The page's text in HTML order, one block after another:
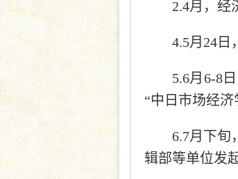
2.4月，经
4.5月24日
5.6月6-8
“中日市场经济
6.7月下旬
辑部等单位发